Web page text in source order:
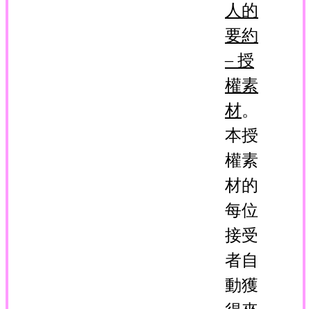
人的
要約
– 授
權素
材。
本授
權素
材的
每位
接受
者自
動獲